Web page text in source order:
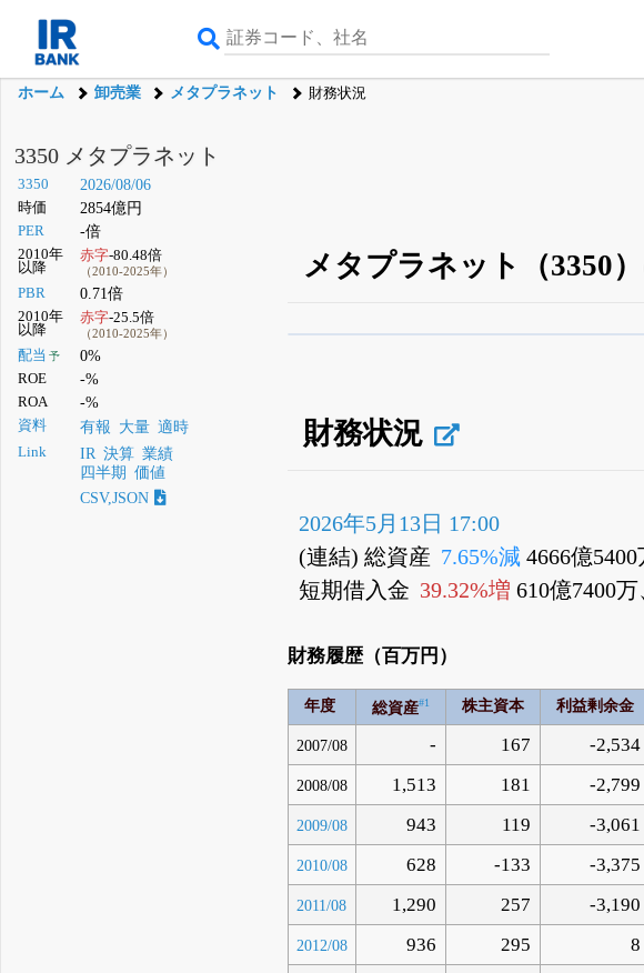
ホーム 卸売業 メタプラネット 財務状況
3350 メタプラネット
3350 2026/08/06
時価 2854億円
PER -倍
2010年
以降
赤字-80.48倍
（2010-2025年）
PBR 0.71倍
2010年
以降
赤字-25.5倍
（2010-2025年）
配当 予 0%
ROE -%
ROA -%
資料 有報 大量 適時
Link IR 決算 業績
四半期
価値
CSV,JSON
メタプラネット（3350
登録すると永久30%OFFと米株版
財務状況
2026年5月13日 17:00
(連結) 総資産 7.65%減 4666億
短期借入金 39.32%増 610億7400
財務履歴（百万円）
年度 総資産#1 株主資本 利益剰余金
2007/08 - 167 -2,534
2008/08 1,513 181 -2,799
2009/08 943 119 -3,061
2010/08 628 -133 -3,375
2011/08 1,290 257 -3,190
2012/08 936 295 8